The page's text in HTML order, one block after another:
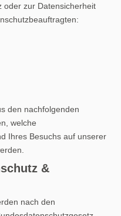
oder zur Datensicherheit
den nachfolgenden
welche
Ihres Besuchs auf unserer
&
nach den